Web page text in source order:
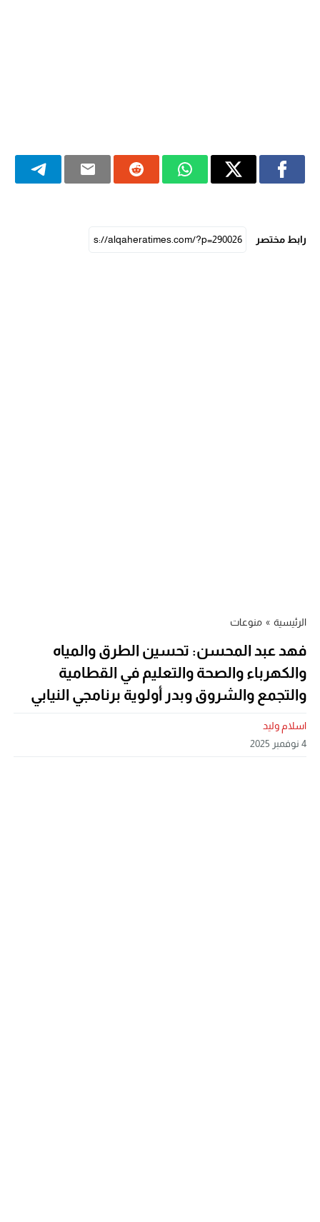
رابط مختصر
الرئيسية » منوعات
فهد عبد المحسن: تحسين الطرق والمياه
والكهرباء والصحة والتعليم في القطامية
والتجمع والشروق وبدر أولوية برنامجي النيابي
اسلام وليد
4 نوفمبر 2025